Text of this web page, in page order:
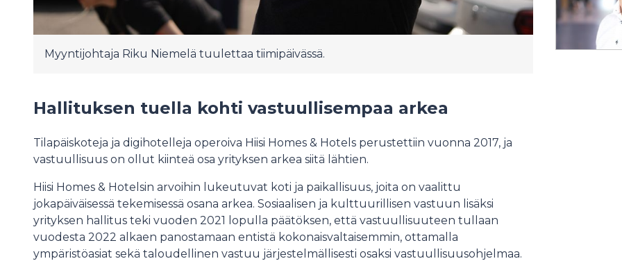
Myyntijohtaja Riku Niemelä tuulettaa tiimipäivässä.
Hallituksen tuella kohti vastuullisempaa arkea
Tilapäiskoteja ja digihotelleja operoiva Hiisi Homes & Hotels perustettiin vuonna 2017, ja
vastuullisuus on ollut kiinteä osa yrityksen arkea siitä lähtien.
Hiisi Homes & Hotelsin arvoihin lukeutuvat koti ja paikallisuus, joita on vaalittu
jokapäiväisessä tekemisessä osana arkea. Sosiaalisen ja kulttuurillisen vastuun lisäksi
yrityksen hallitus teki vuoden 2021 lopulla päätöksen, että vastuullisuuteen tullaan
vuodesta 2022 alkaen panostamaan entistä kokonaisvaltaisemmin, ottamalla
ympäristöasiat sekä taloudellinen vastuu järjestelmällisesti osaksi vastuullisuusohjelmaa.